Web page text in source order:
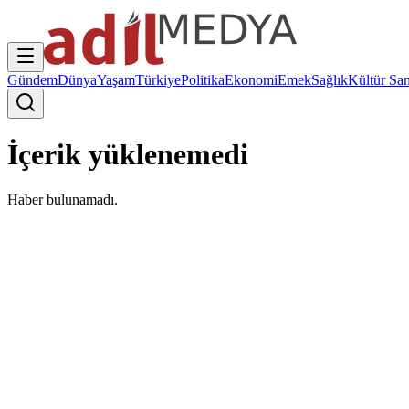
GündemDünyaYaşamTürkiyePolitikaEkonomiEmekSağlıkKültür
İçerik yüklenemedi
Haber bulunamadı.